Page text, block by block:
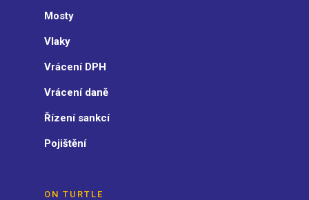
Mosty
Vlaky
Vrácení DPH
Vrácení daně
Řízení sankcí
Pojištění
ON TURTLE